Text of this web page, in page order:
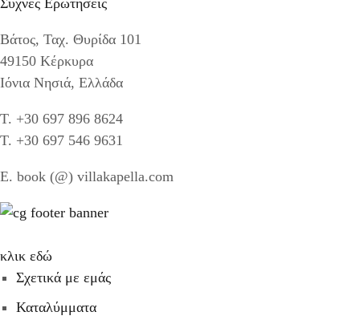
Βάτος, Ταχ. Θυρίδα 101
49150 Κέρκυρα
Ιόνια Νησιά, Ελλάδα
T. +30 697 896 8624
T. +30 697 546 9631
E. book (@) villakapella.com
κλικ εδώ
Σχετικά με εμάς
Καταλύμματα